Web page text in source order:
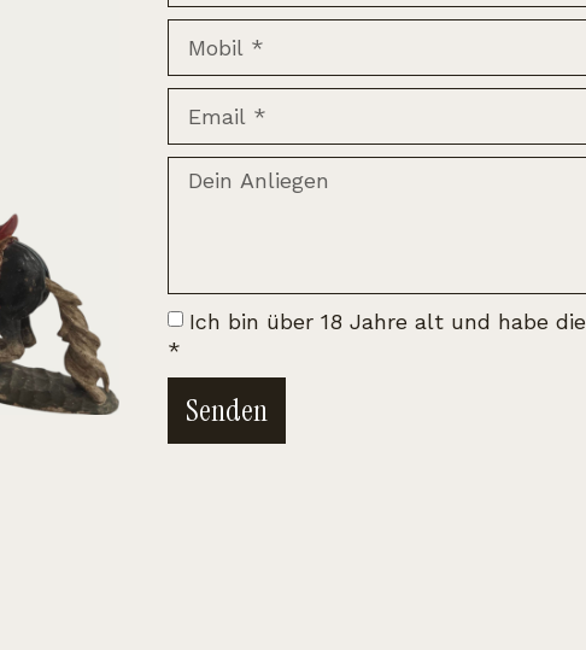
Ich bin über 18 Jahre alt und habe die
*
Senden